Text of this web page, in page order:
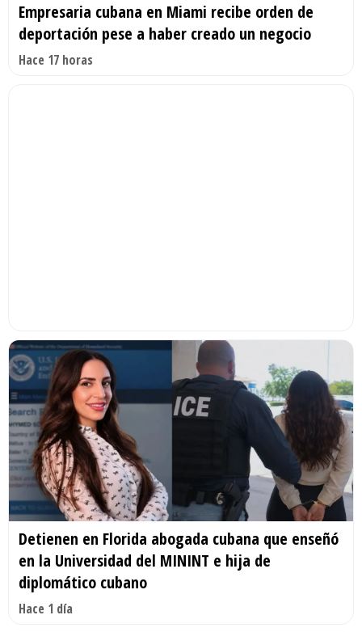
Empresaria cubana en Miami recibe orden de
deportación pese a haber creado un negocio
Hace 17 horas
Detienen en Florida abogada cubana que enseñó
en la Universidad del MININT e hija de
diplomático cubano
Hace 1 día